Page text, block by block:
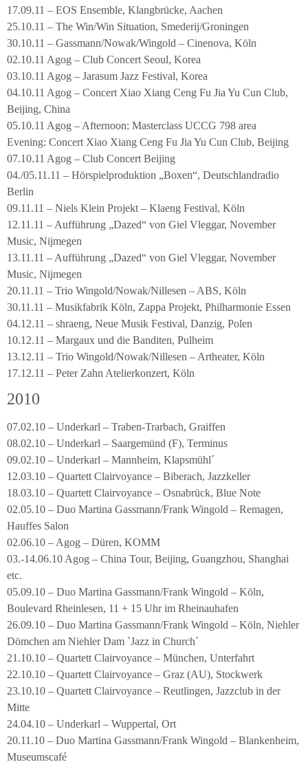
17.09.11 – EOS Ensemble, Klangbrücke, Aachen
25.10.11 – The Win/Win Situation, Smederij/Groningen
30.10.11 – Gassmann/Nowak/Wingold – Cinenova, Köln
02.10.11 Agog – Club Concert Seoul, Korea
03.10.11 Agog – Jarasum Jazz Festival, Korea
04.10.11 Agog – Concert Xiao Xiang Ceng Fu Jia Yu Cun Club,
Beijing, China
05.10.11 Agog – Afternoon: Masterclass UCCG 798 area
Evening: Concert Xiao Xiang Ceng Fu Jia Yu Cun Club, Beijing
07.10.11 Agog – Club Concert Beijing
04./05.11.11 – Hörspielproduktion „Boxen“, Deutschlandradio
Berlin
09.11.11 – Niels Klein Projekt – Klaeng Festival, Köln
12.11.11 – Aufführung „Dazed“ von Giel Vleggar, November
Music, Nijmegen
13.11.11 – Aufführung „Dazed“ von Giel Vleggar, November
Music, Nijmegen
20.11.11 – Trio Wingold/Nowak/Nillesen – ABS, Köln
30.11.11 – Musikfabrik Köln, Zappa Projekt, Philharmonie Essen
04.12.11 – shraeng, Neue Musik Festival, Danzig, Polen
10.12.11 – Margaux und die Banditen, Pulheim
13.12.11 – Trio Wingold/Nowak/Nillesen – Artheater, Köln
17.12.11 – Peter Zahn Atelierkonzert, Köln
2010
07.02.10 – Underkarl – Traben-Trarbach, Graiffen
08.02.10 – Underkarl – Saargemünd (F), Terminus
09.02.10 – Underkarl – Mannheim, Klapsmühl´
12.03.10 – Quartett Clairvoyance – Biberach, Jazzkeller
18.03.10 – Quartett Clairvoyance – Osnabrück, Blue Note
02.05.10 – Duo Martina Gassmann/Frank Wingold – Remagen,
Hauffes Salon
02.06.10 – Agog – Düren, KOMM
03.-14.06.10 Agog – China Tour, Beijing, Guangzhou, Shanghai
etc.
05.09.10 – Duo Martina Gassmann/Frank Wingold – Köln,
Boulevard Rheinlesen, 11 + 15 Uhr im Rheinauhafen
26.09.10 – Duo Martina Gassmann/Frank Wingold – Köln, Niehler
Dömchen am Niehler Dam `Jazz in Church´
21.10.10 – Quartett Clairvoyance – München, Unterfahrt
22.10.10 – Quartett Clairvoyance – Graz (AU), Stockwerk
23.10.10 – Quartett Clairvoyance – Reutlingen, Jazzclub in der
Mitte
24.04.10 – Underkarl – Wuppertal, Ort
20.11.10 – Duo Martina Gassmann/Frank Wingold – Blankenheim,
Museumscafé